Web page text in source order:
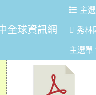
全球資訊網
主
秀林
主選單
106/2會計